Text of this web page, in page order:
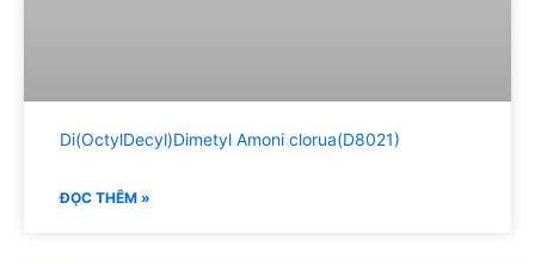
Di(OctylDecyl)Dimetyl Amoni clorua(D8021)
ĐỌC THÊM »